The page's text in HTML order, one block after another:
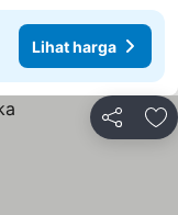
Lihat harga
Bagikan